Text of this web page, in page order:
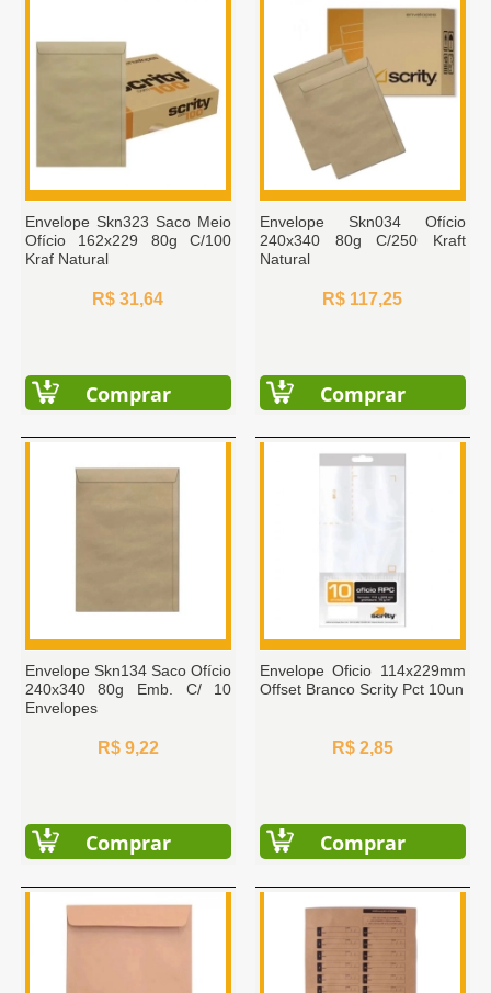
Envelope Skn323 Saco Meio
Ofício 162x229 80g C/100
Kraf Natural
R$ 31,64
Comprar
Envelope Skn034 Ofício
240x340 80g C/250 Kraft
Natural
R$ 117,25
Comprar
Envelope Skn134 Saco Ofício
240x340 80g Emb. C/ 10
Envelopes
R$ 9,22
Comprar
Envelope Oficio 114x229mm
Offset Branco Scrity Pct 10un
R$ 2,85
Comprar